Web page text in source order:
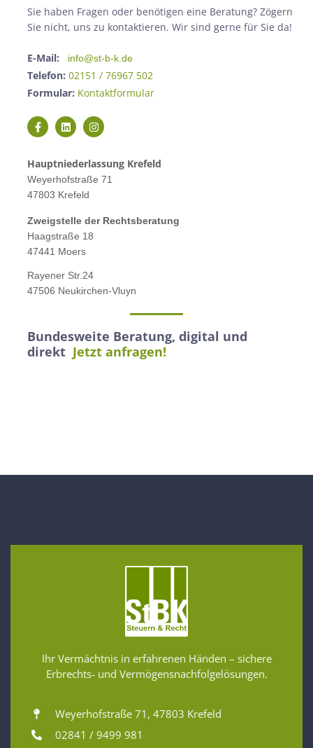
Sie haben Fragen oder benötigen eine Beratung? Zögern
Sie nicht, uns zu kontaktieren. Wir sind gerne für Sie da!
E-Mail: info@st-b-k.de
Telefon: 02151 / 76967 502
Formular: Kontaktformular
Hauptniederlassung Krefeld
Weyerhofstraße 71
47803 Krefeld
Zweigstelle der Rechtsberatung
Haagstraße 18
47441 Moers
Rayener Str.24
47506 Neukirchen-Vluyn
Bundesweite Beratung, digital und
direkt Jetzt anfragen!
Ihr Vermächtnis in erfahrenen Händen – sichere
Erbrechts- und Vermögensnachfolgelösungen.
Weyerhofstraße 71, 47803 Krefeld
02841 / 9499 981